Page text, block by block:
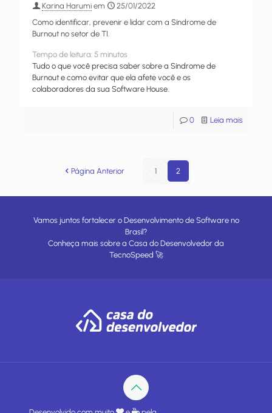
Karina Harumi em
25/01/2022
Como identificar, prevenir e lidar com a Síndrome de
Burnout no setor de TI.
Tempo de leitura: 5 minutos
Tudo o que você precisa saber sobre a Síndrome de
Burnout e como evitar que ela afete você e os
colaboradores da sua Software House.
0 Leia mais
Página Anterior 1 2
Vamos juntos fortalecer o Desenvolvimento de Software no
Brasil?
Conheça mais sobre a Casa do Desenvolvedor da
TecnoSpeed 🚀